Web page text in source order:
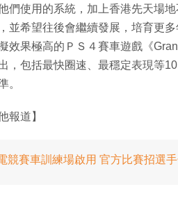
們使用的系統，加上香港先天場
並希望往後會繼續發展，培育更
效果極高的ＰＳ４賽車遊戲《
，包括最快圈速、最穩定表現等
。
報道】
競賽車訓練場啟用 官方比賽招選